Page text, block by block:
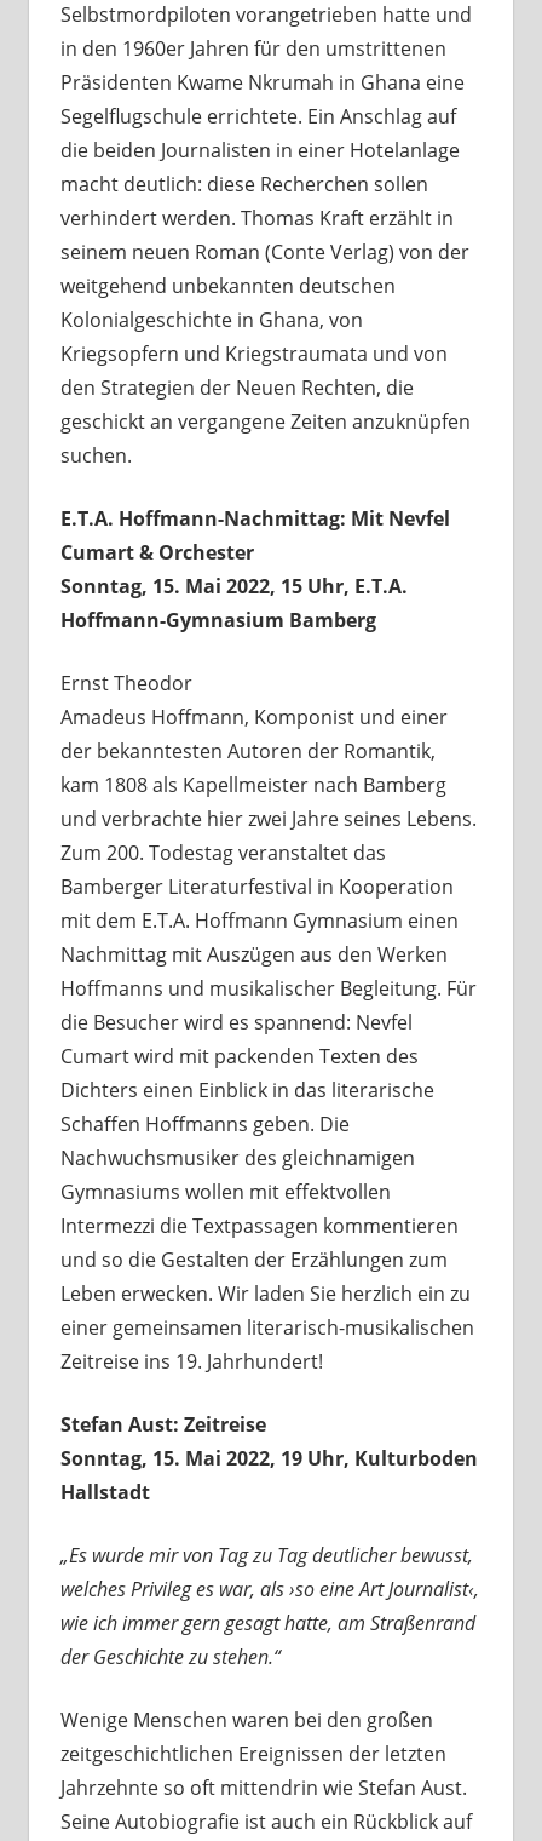
Selbstmordpiloten vorangetrieben hatte und
in den 1960er Jahren für den umstrittenen
Präsidenten Kwame Nkrumah in Ghana eine
Segelflugschule errichtete. Ein Anschlag auf
die beiden Journalisten in einer Hotelanlage
macht deutlich: diese Recherchen sollen
verhindert werden. Thomas Kraft erzählt in
seinem neuen Roman (Conte Verlag) von der
weitgehend unbekannten deutschen
Kolonialgeschichte in Ghana, von
Kriegsopfern und Kriegstraumata und von
den Strategien der Neuen Rechten, die
geschickt an vergangene Zeiten anzuknüpfen
suchen.
E.T.A. Hoffmann-Nachmittag: Mit Nevfel
Cumart & Orchester
Sonntag, 15. Mai 2022, 15 Uhr, E.T.A.
Hoffmann-Gymnasium Bamberg
Ernst Theodor
Amadeus Hoffmann, Komponist und einer
der bekanntesten Autoren der Romantik,
kam 1808 als Kapellmeister nach Bamberg
und verbrachte hier zwei Jahre seines Lebens.
Zum 200. Todestag veranstaltet das
Bamberger Literaturfestival in Kooperation
mit dem E.T.A. Hoffmann Gymnasium einen
Nachmittag mit Auszügen aus den Werken
Hoffmanns und musikalischer Begleitung. Für
die Besucher wird es spannend: Nevfel
Cumart wird mit packenden Texten des
Dichters einen Einblick in das literarische
Schaffen Hoffmanns geben. Die
Nachwuchsmusiker des gleichnamigen
Gymnasiums wollen mit effektvollen
Intermezzi die Textpassagen kommentieren
und so die Gestalten der Erzählungen zum
Leben erwecken. Wir laden Sie herzlich ein zu
einer gemeinsamen literarisch-musikalischen
Zeitreise ins 19. Jahrhundert!
Stefan Aust: Zeitreise
Sonntag, 15. Mai 2022, 19 Uhr, Kulturboden
Hallstadt
„Es wurde mir von Tag zu Tag deutlicher bewusst,
welches Privileg es war, als ›so eine Art Journalist‹,
wie ich immer gern gesagt hatte, am Straßenrand
der Geschichte zu stehen.“
Wenige Menschen waren bei den großen
zeitgeschichtlichen Ereignissen der letzten
Jahrzehnte so oft mittendrin wie Stefan Aust.
Seine Autobiografie ist auch ein Rückblick auf